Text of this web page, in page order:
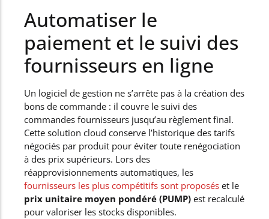
Automatiser le
paiement et le suivi des
fournisseurs en ligne
Un logiciel de gestion ne s’arrête pas à la création des
bons de commande : il couvre le suivi des
commandes fournisseurs jusqu’au règlement final.
Cette solution cloud conserve l’historique des tarifs
négociés par produit pour éviter toute renégociation
à des prix supérieurs. Lors des
réapprovisionnements automatiques, les
fournisseurs les plus compétitifs sont proposés et le
prix unitaire moyen pondéré (PUMP) est recalculé
pour valoriser les stocks disponibles.